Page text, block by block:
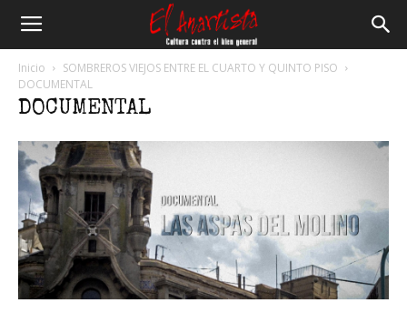
Anartista
Inicio
SOMBREROS VIEJOS ENTRE EL CUARTO Y QUINTO PISO
DOCUMENTAL
DOCUMENTAL